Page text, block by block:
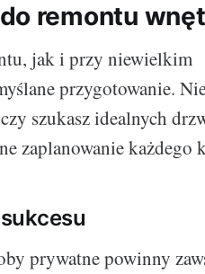
remontu
jak i przy niewielkim
przygotowanie.
szukasz idealnych
zaplanowanie każdego
prywatne powinny